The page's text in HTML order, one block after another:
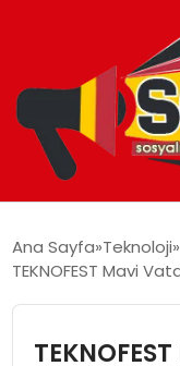
GÜNCEL
Ana Sayfa Teknoloji
TEKNOFEST Mavi